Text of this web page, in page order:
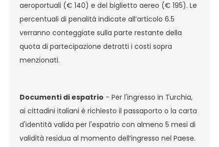
aeroportuali (€ 140) e del biglietto aereo (€ 195). Le
percentuali di penalità indicate all’articolo 6.5
verranno conteggiate sulla parte restante della
quota di partecipazione detratti i costi sopra
menzionati.
Documenti di espatrio - Per l'ingresso in Turchia,
ai cittadini italiani è richiesto il passaporto o la carta
d'identità valida per l'espatrio con almeno 5 mesi di
validità residua al momento dell’ingresso nel Paese.